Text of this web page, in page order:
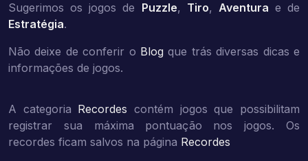
Sugerimos os jogos de Puzzle, Tiro, Aventura e de
Estratégia.
Não deixe de conferir o Blog que trás diversas dicas e
informações de jogos.
A categoria Recordes contém jogos que possibilitam
registrar sua máxima pontuação nos jogos. Os
recordes ficam salvos na página Recordes